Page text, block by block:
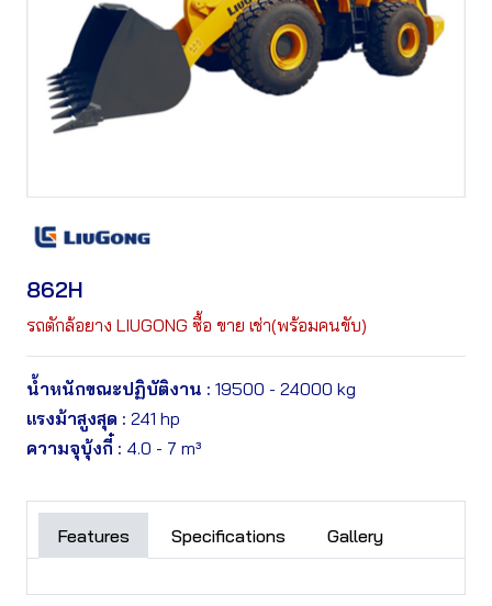
862H
รถตักล้อยาง LIUGONG ซื้อ ขาย เช่า(พร้อมคนขับ)
น้ำหนักขณะปฏิบัติงาน : 19500 - 24000 kg
แรงม้าสูงสุด : 241 hp
ความจุบุ้งกี๋ : 4.0 - 7 m³
Features Specifications Gallery